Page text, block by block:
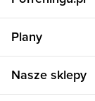
Polityka prywatności
Regulamin
RODO
Aplikacja
Plany
Plany dla kobiet
Nasze sklepy